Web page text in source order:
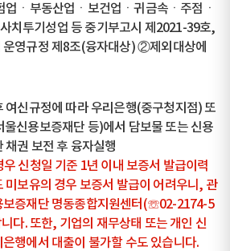
업ㆍ부동산업ㆍ보건업ㆍ귀금속ㆍ주점ㆍ
치투기성업 등 중기부고시 제2021-39호,
운영규정 제8조(융자대상) ②제외대상에
여신규정에 따라 우리은행(중구청지점) 또
신용보증재단 등)에서 담보물 또는 신용
채권 보전 후 융자실행
신청일 기준 1년 이내 보증서 발급이력
미보유의 경우 보증서 발급이 어려우니, 관
보증재단 명동종합지원센터(☏02-2174-5
다. 또한, 기업의 재무상태 또는 개인 신
행에서 대출이 불가할 수도 있습니다.